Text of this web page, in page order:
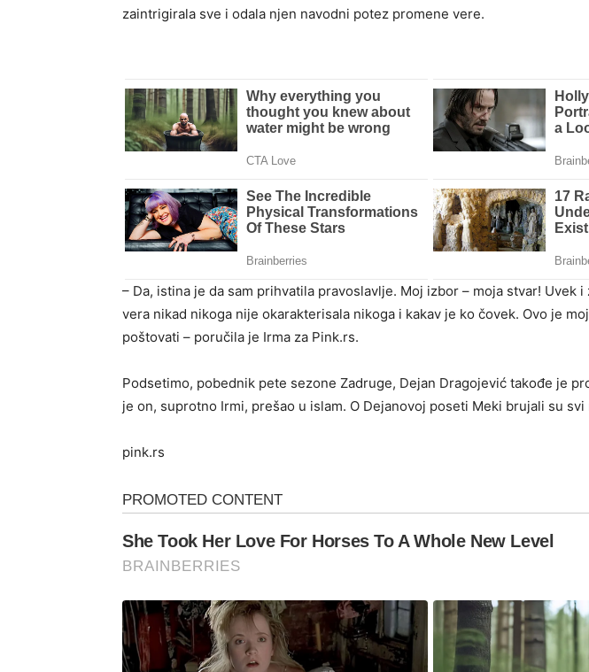
zaintrigirala sve i odala njen navodni potez promene vere.
– Da, istina je da sam prihvatila pravoslavlje. Moj izbor – moja stvar! Uvek
vera nikad nikoga nije okarakterisala nikoga i kakav je ko čovek. Ovo je
poštovati – poručila je Irma za Pink.rs.
Podsetimo, pobednik pete sezone Zadruge, Dejan Dragojević takođe je
je on, suprotno Irmi, prešao u islam. O Dejanovoj poseti Meki brujali su svi
pink.rs